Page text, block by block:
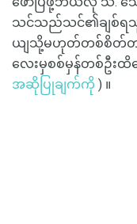
သင်သည်သင်၏ချစ်ရသူ
ယျသို့မဟုတ်တစ်စိတ်တ
လေးမှစစ်မှန်တစ်ဦးထိ
အဆိုပြုချက်ကို ) ။